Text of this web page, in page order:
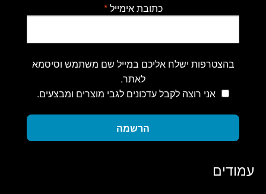
כתובת אימייל*
בהצטרפות ישלח אליכם במייל שם משתמש וסיסמא
לאתר.
אני רוצה לקבל עדכונים לגבי מוצרים ומבצעים.
הרשמה
עמודים